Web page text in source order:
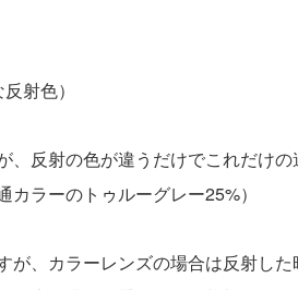
射色）
、反射の色が違うだけでこれだけの
カラーのトゥルーグレー25%）
が、カラーレンズの場合は反射した